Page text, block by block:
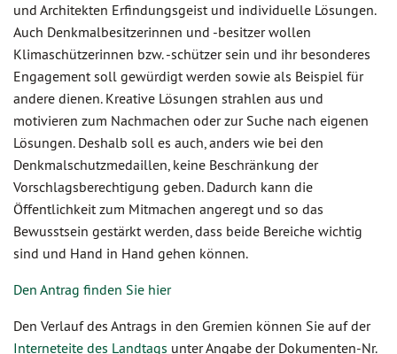
und Architekten Erfindungsgeist und individuelle Lösungen.
Auch Denkmalbesitzerinnen und -besitzer wollen
Klimaschützerinnen bzw. -schützer sein und ihr besonderes
Engagement soll gewürdigt werden sowie als Beispiel für
andere dienen. Kreative Lösungen strahlen aus und
motivieren zum Nachmachen oder zur Suche nach eigenen
Lösungen. Deshalb soll es auch, anders wie bei den
Denkmalschutzmedaillen, keine Beschränkung der
Vorschlagsberechtigung geben. Dadurch kann die
Öffentlichkeit zum Mitmachen angeregt und so das
Bewusstsein gestärkt werden, dass beide Bereiche wichtig
sind und Hand in Hand gehen können.
Den Antrag finden Sie hier
Den Verlauf des Antrags in den Gremien können Sie auf der
Interneteite des Landtags unter Angabe der Dokumenten-Nr.